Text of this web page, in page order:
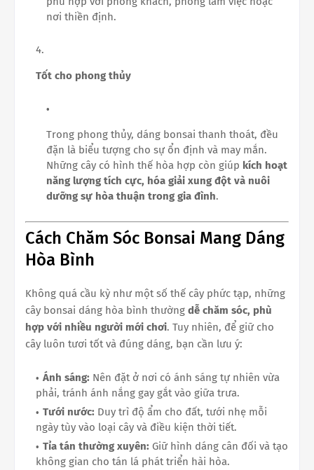
nơi thiền định.
Tốt cho phong thủy
Trong phong thủy, dáng bonsai thanh thoát, đều
đặn là biểu tượng cho sự ổn định và may mắn.
Những cây có hình thế hòa hợp còn giúp kích hoạt
năng lượng tích cực, hóa giải xung đột và nuôi
dưỡng sự hòa thuận trong gia đình.
Cách Chăm Sóc Bonsai Mang Dáng
Hòa Bình
Không quá cầu kỳ như một số thế cây phức tạp, những
cây bonsai dáng hòa bình thường dễ chăm sóc, phù
hợp với nhiều người mới chơi. Tuy nhiên, để giữ cho
cây luôn tươi tốt và đúng dáng, bạn cần lưu ý:
Ánh sáng: Nên đặt ở nơi có ánh sáng tự nhiên vừa
phải, tránh ánh nắng gay gắt vào giữa trưa.
Tưới nước: Duy trì độ ẩm cho đất, tưới nhẹ mỗi
ngày tùy vào loại cây và điều kiện thời tiết.
Tỉa tán thường xuyên: Giữ hình dáng cân đối và tạo
không gian cho tán lá phát triển hài hòa.